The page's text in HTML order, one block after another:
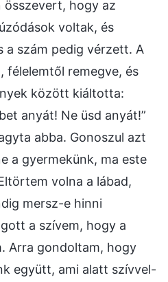
összevert, hogy az
voltak, és
a szám pedig vérzett. A
félelemtől remegve, és
között kiáltotta:
anyát! Ne üsd anyát!”
abba. Gonoszul azt
a gyermekünk, ma este
volna a lábad,
mersz-e hinni
a szívem, hogy a
Arra gondoltam, hogy
együtt, ami alatt szívvel-